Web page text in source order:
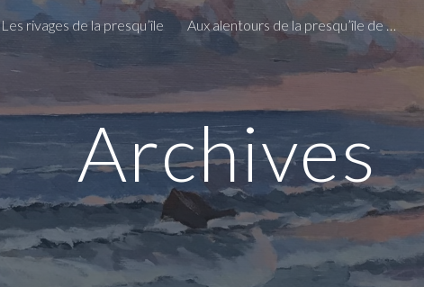
Skip to main content Skip to
Les rivages de la presqu’île Aux alentours de la presqu’île de Quiberon
Archives